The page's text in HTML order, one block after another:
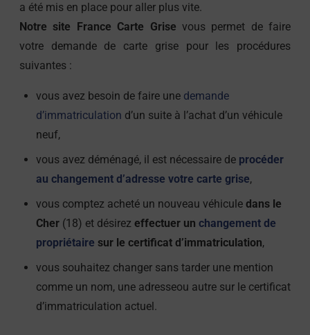
a été mis en place pour aller plus vite.
Notre site France Carte Grise vous permet de faire
votre demande de carte grise pour les procédures
suivantes :
vous avez besoin de faire une demande
d’immatriculation d’un suite à l’achat d’un véhicule
neuf,
vous avez déménagé, il est nécessaire de procéder
au changement d’adresse votre carte grise,
vous comptez acheté un nouveau véhicule dans le
Cher (18) et désirez effectuer un changement de
propriétaire sur le certificat d’immatriculation,
vous souhaitez changer sans tarder une mention
comme un nom, une adresseou autre sur le certificat
d’immatriculation actuel.